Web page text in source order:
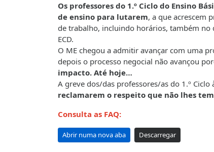
Os professores do 1.º Ciclo do Ensino
de ensino para lutarem, a que acrescem
de trabalho, incluindo horários, também no
ECD.
O ME chegou a admitir avançar com uma
depois o processo negocial não avançou
impacto. Até hoje…
A greve dos/das professores/as do 1.º Ciclo
reclamarem o respeito que não lhes
Consulta as FAQ:
Abrir numa nova aba Descarregar